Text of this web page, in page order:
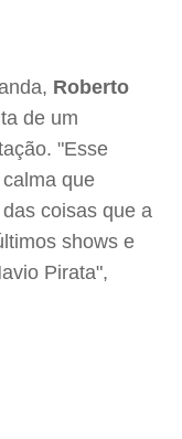
Roberto
de um
"Esse
que
coisas que a
shows e
Pirata",